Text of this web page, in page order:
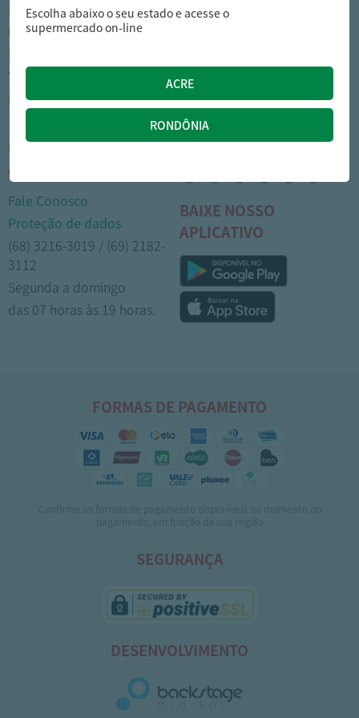
Nossas lojas
Cartão Arasuper
Trabalhe Conosco
Portal do colaborador
Como comprar
Trocas e devoluções
Formas de pagamento
CENTRAL DE
ATENDIMENTO
Fale Conosco
Proteção de dados
(68) 3216-3019 / (69) 2182-
3112
Segunda a domingo
das 07 horas às 19 horas.
MÍDIAS SOCIAIS
BAIXE NOSSO
APLICATIVO
FORMAS DE PAGAMENTO
SEGURANÇA
DESENVOLVIMENTO
Escolha abaixo o seu estado e acesse o
supermercado on-line